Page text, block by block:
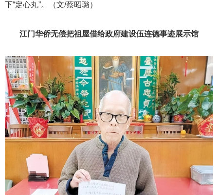
下“定心丸”。（文/蔡昭璐）
江门华侨无偿把祖屋借给政府建设伍连德事迹展示馆